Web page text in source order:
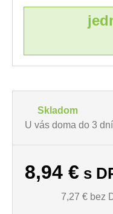
Skladom
U vás doma do 3 dní
8,94 € s
7,27 € bez